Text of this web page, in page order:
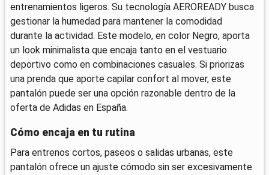
entrenamientos ligeros. Su tecnología AEROREADY busca
gestionar la humedad para mantener la comodidad
durante la actividad. Este modelo, en color Negro, aporta
un look minimalista que encaja tanto en el vestuario
deportivo como en combinaciones casuales. Si priorizas
una prenda que aporte capilar confort al mover, este
pantalón puede ser una opción razonable dentro de la
oferta de Adidas en España.
Cómo encaja en tu rutina
Para entrenos cortos, paseos o salidas urbanas, este
pantalón ofrece un ajuste cómodo sin ser excesivamente